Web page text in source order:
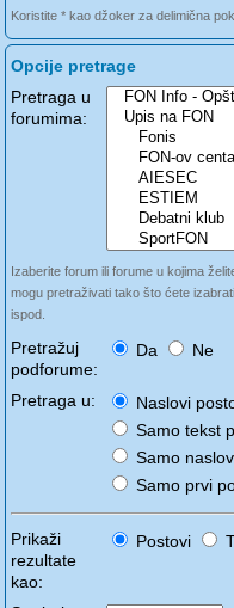
Koristite * kao džoker za delimična
Opcije pretrage
Pretraga u
forumima:
Izaberite forum ili forume u kojima
mogu pretraživati tako što ćete
ispod.
Pretražuj
podforume:
Da Ne
Pretraga u:
Naslovi
Samo tekst
Samo
Samo prvi
Prikaži
rezultate
kao:
Postovi